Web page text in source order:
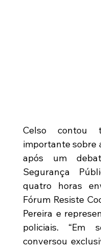
Celso contou
importante sobre
após um
Segurança
quatro horas
Fórum Resiste
Pereira e
policiais. “Em
conversou